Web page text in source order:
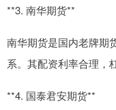
**3. 南华期货**
南华期货是国内老牌期
系。其配资利率合理，
**4. 国泰君安期货**